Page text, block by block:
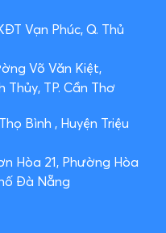
Vạn Phúc, Q. Thủ
Võ Văn Kiệt,
TP. Cần Thơ
Bình , Huyện Triệu
Hòa 21, Phường Hòa
Đà Nẵng